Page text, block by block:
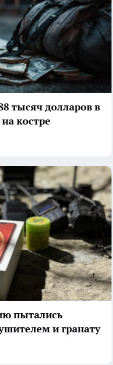
тысяч долларов в
костре
пытались
и гранату